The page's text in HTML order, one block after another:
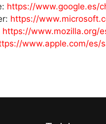
https://www.google.es/
https://
https://www.mozilla.org/
www.apple.com/es/